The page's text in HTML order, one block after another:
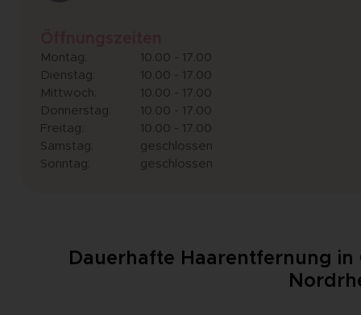
Montag:
10.00 - 17.00
Dienstag:
10.00 - 17.00
Mittwoch:
10.00 - 17.00
Donnerstag:
10.00 - 17.00
Freitag:
10.00 - 17.00
Samstag:
geschlossen
Sonntag:
geschlossen
Dauerhafte Haarentfernung